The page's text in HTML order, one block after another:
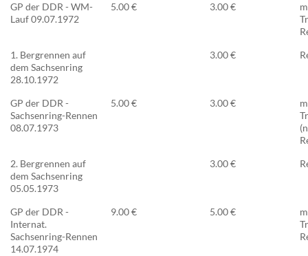
GP der DDR - WM-
Lauf 09.07.1972
5.00 € 3.00 €
1. Bergrennen auf
dem Sachsenring
28.10.1972
3.00 €
GP der DDR -
Sachsenring-Rennen
08.07.1973
5.00 € 3.00 €
2. Bergrennen auf
dem Sachsenring
05.05.1973
3.00 €
GP der DDR -
Internat.
Sachsenring-Rennen
14.07.1974
9.00 € 5.00 €